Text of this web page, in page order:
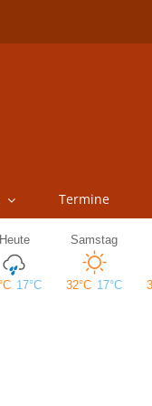
Termine